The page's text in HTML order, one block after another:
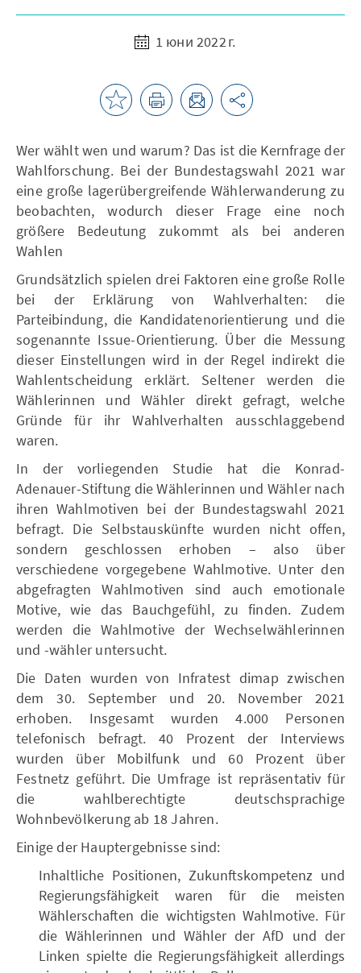
1 юни 2022 г.
Wer wählt wen und warum? Das ist die Kernfrage der
Wahlforschung. Bei der Bundestagswahl 2021 war
eine große lagerübergreifende Wählerwanderung zu
beobachten, wodurch dieser Frage eine noch
größere Bedeutung zukommt als bei anderen
Wahlen
Grundsätzlich spielen drei Faktoren eine große Rolle
bei der Erklärung von Wahlverhalten: die
Parteibindung, die Kandidatenorientierung und die
sogenannte Issue-Orientierung. Über die Messung
dieser Einstellungen wird in der Regel indirekt die
Wahlentscheidung erklärt. Seltener werden die
Wählerinnen und Wähler direkt gefragt, welche
Gründe für ihr Wahlverhalten ausschlaggebend
waren.
In der vorliegenden Studie hat die Konrad-
Adenauer-Stiftung die Wählerinnen und Wähler nach
ihren Wahlmotiven bei der Bundestagswahl 2021
befragt. Die Selbstauskünfte wurden nicht offen,
sondern geschlossen erhoben – also über
verschiedene vorgegebene Wahlmotive. Unter den
abgefragten Wahlmotiven sind auch emotionale
Motive, wie das Bauchgefühl, zu finden. Zudem
werden die Wahlmotive der Wechselwählerinnen
und -wähler untersucht.
Die Daten wurden von Infratest dimap zwischen
dem 30. September und 20. November 2021
erhoben. Insgesamt wurden 4.000 Personen
telefonisch befragt. 40 Prozent der Interviews
wurden über Mobilfunk und 60 Prozent über
Festnetz geführt. Die Umfrage ist repräsentativ für
die wahlberechtigte deutschsprachige
Wohnbevölkerung ab 18 Jahren.
Einige der Hauptergebnisse sind:
Inhaltliche Positionen, Zukunftskompetenz und
Regierungsfähigkeit waren für die meisten
Wählerschaften die wichtigsten Wahlmotive. Für
die Wählerinnen und Wähler der AfD und der
Linken spielte die Regierungsfähigkeit allerdings